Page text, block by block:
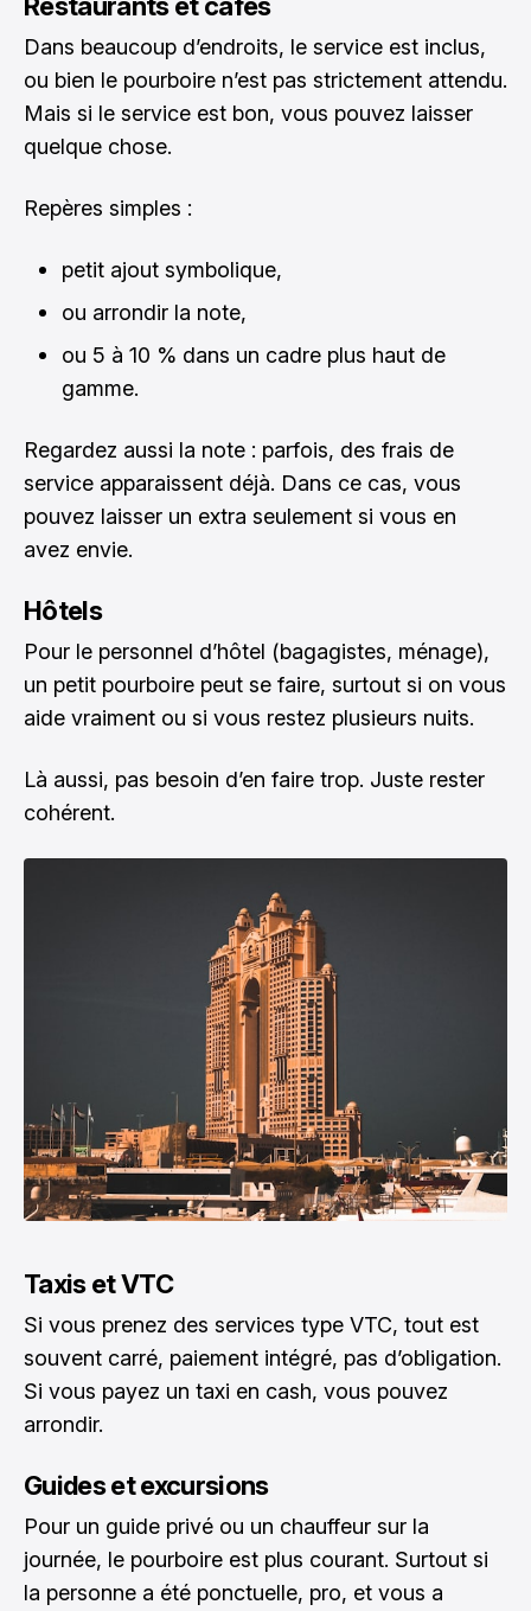
Dans beaucoup d’endroits, le service est inclus,
ou bien le pourboire n’est pas strictement attendu.
Mais si le service est bon, vous pouvez laisser
quelque chose.
Repères simples :
petit ajout symbolique,
ou arrondir la note,
ou 5 à 10 % dans un cadre plus haut de
gamme.
Regardez aussi la note : parfois, des frais de
service apparaissent déjà. Dans ce cas, vous
pouvez laisser un extra seulement si vous en
avez envie.
Hôtels
Pour le personnel d’hôtel (bagagistes, ménage),
un petit pourboire peut se faire, surtout si on vous
aide vraiment ou si vous restez plusieurs nuits.
Là aussi, pas besoin d’en faire trop. Juste rester
cohérent.
Taxis et VTC
Si vous prenez des services type VTC, tout est
souvent carré, paiement intégré, pas d’obligation.
Si vous payez un taxi en cash, vous pouvez
arrondir.
Guides et excursions
Pour un guide privé ou un chauffeur sur la
journée, le pourboire est plus courant. Surtout si
la personne a été ponctuelle, pro, et vous a